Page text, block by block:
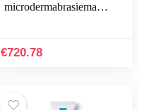
microdermabrasiemachi
microdermabrasiekit
€720.78